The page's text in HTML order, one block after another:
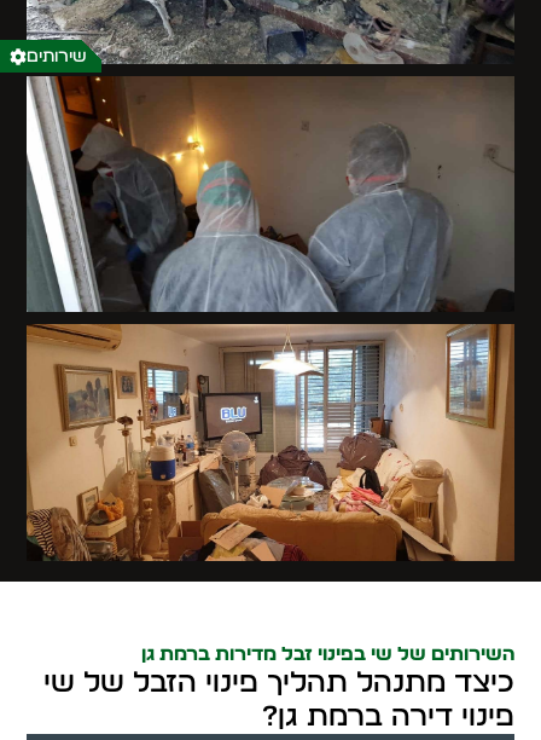
השירותים של שי בפינוי זבל מדירות ברמת גן
כיצד מתנהל תהליך פינוי הזבל של שי
פינוי דירה ברמת גן?
שירותים